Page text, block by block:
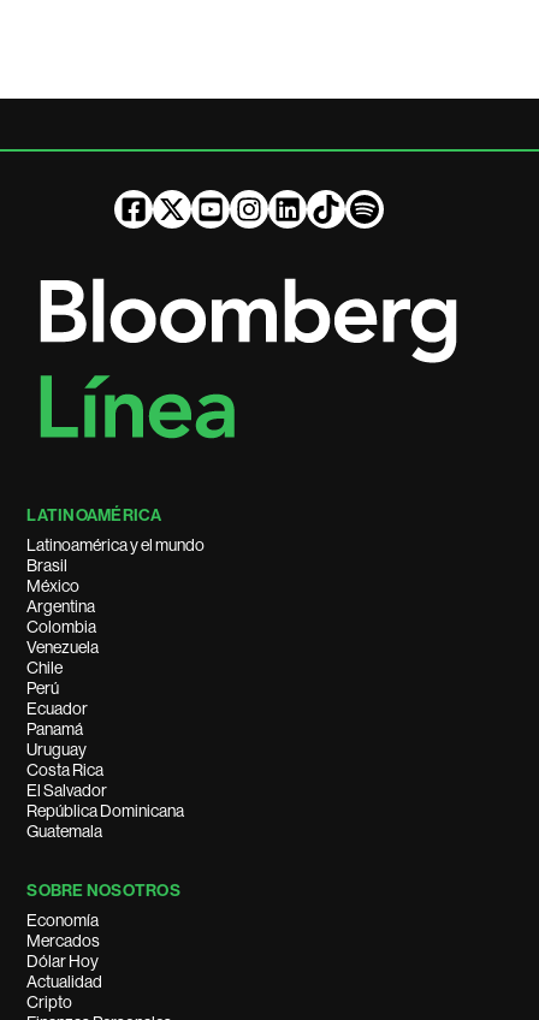
LATINOAMÉRICA
Latinoamérica y el mundo
Brasil
México
Argentina
Colombia
Venezuela
Chile
Perú
Ecuador
Panamá
Uruguay
Costa Rica
El Salvador
República Dominicana
Guatemala
SOBRE NOSOTROS
Economía
Mercados
Dólar Hoy
Actualidad
Cripto